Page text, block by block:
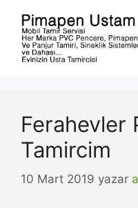
Ferahevler
Tamircim
10 Mart 2019 yazar